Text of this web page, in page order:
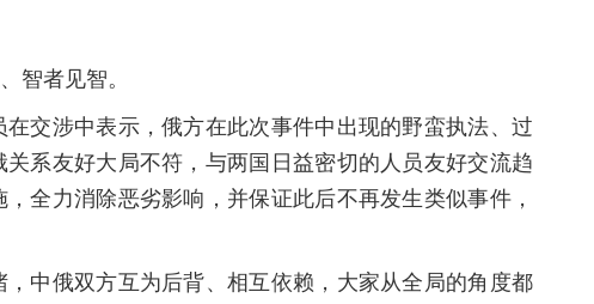
智者见智。
交涉中表示，俄方在此次事件中出现的野蛮执法、过
系友好大局不符，与两国日益密切的人员友好交流趋
全力消除恶劣影响，并保证此后不再发生类似事件，
中俄双方互为后背、相互依赖，大家从全局的角度都